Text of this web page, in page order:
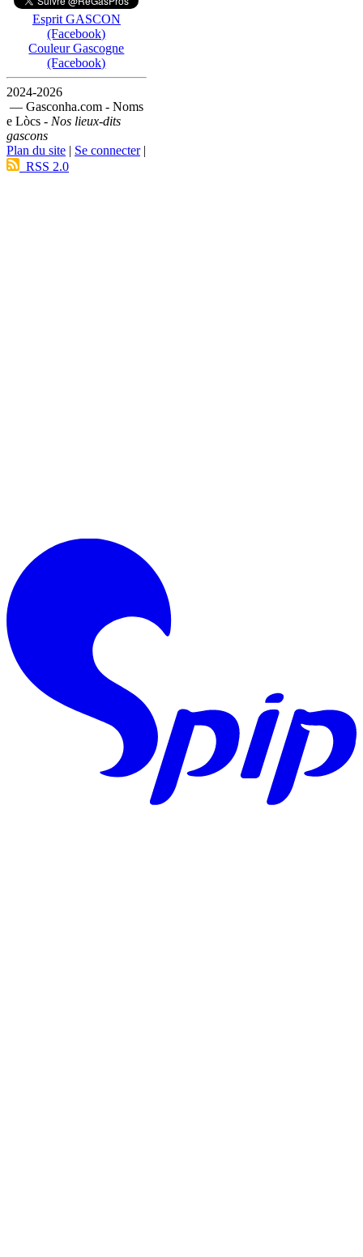
Esprit GASCON
(Facebook)
Couleur Gascogne
(Facebook)
2024-2026
— Gasconha.com - Noms
e Lòcs - Nos lieux-dits
gascons
Plan du site | Se connecter|
RSS 2.0